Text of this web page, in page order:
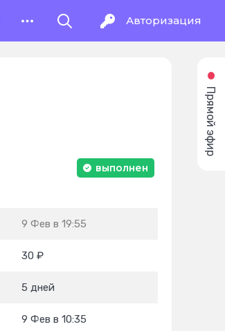
Авторизация
выполнен
9 Фев в 19:55
30 ₽
5 дней
9 Фев в 10:35
Прямой эфир